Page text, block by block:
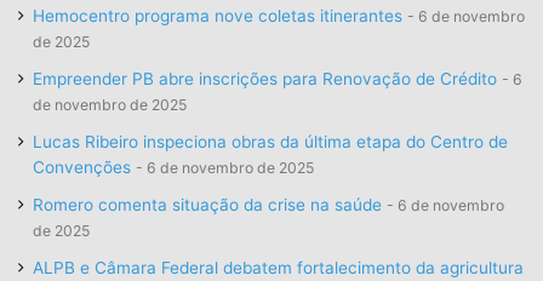
Hemocentro programa nove coletas itinerantes
6 de novembro
de 2025
Empreender PB abre inscrições para Renovação de Crédito
6
de novembro de 2025
Lucas Ribeiro inspeciona obras da última etapa do Centro de
Convenções
6 de novembro de 2025
Romero comenta situação da crise na saúde
6 de novembro
de 2025
ALPB e Câmara Federal debatem fortalecimento da agricultura